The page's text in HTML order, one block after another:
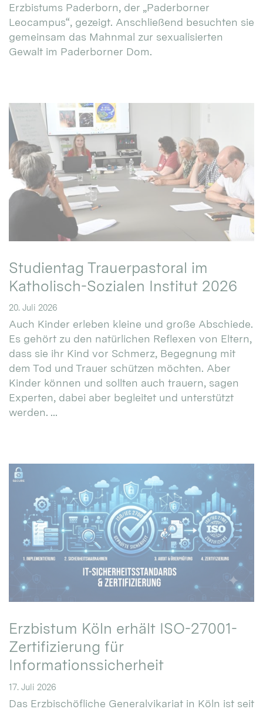
Erzbistums Paderborn, der „Paderborner
Leocampus“, gezeigt. Anschließend besuchten sie
gemeinsam das Mahnmal zur sexualisierten
Gewalt im Paderborner Dom.
Studientag Trauerpastoral im
Katholisch-Sozialen Institut 2026
20. Juli 2026
Auch Kinder erleben kleine und große Abschiede.
Es gehört zu den natürlichen Reflexen von Eltern,
dass sie ihr Kind vor Schmerz, Begegnung mit
dem Tod und Trauer schützen möchten. Aber
Kinder können und sollten auch trauern, sagen
Experten, dabei aber begleitet und unterstützt
werden. ...
Erzbistum Köln erhält ISO-27001-
Zertifizierung für
Informationssicherheit
17. Juli 2026
Das Erzbischöfliche Generalvikariat in Köln ist seit